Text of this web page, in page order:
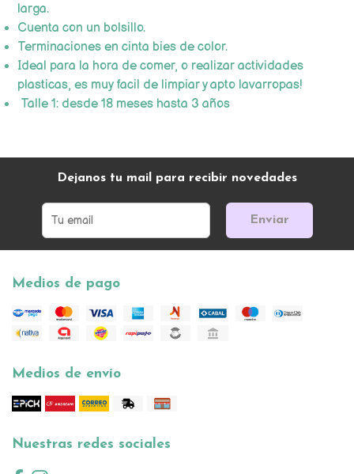
larga.
Cuenta con un bolsillo.
Terminaciones en cinta bies de color.
Ideal para la hora de comer, o realizar actividades
plasticas, es muy facil de limpiar y apto lavarropas!
Talle 1: desde 18 meses hasta 3 años
Dejanos tu mail para recibir novedades
Enviar
Medios de pago
Medios de envío
Nuestras redes sociales